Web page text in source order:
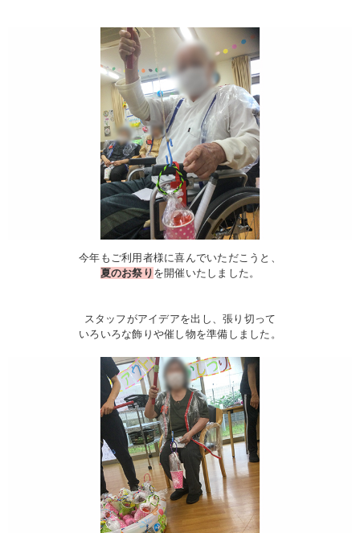
今年もご利用者様に喜んでいただこうと、
夏のお祭り を開催いたしました。
スタッフがアイデアを出し、張り切って
いろいろな飾りや催し物を準備しました。